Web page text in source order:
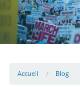
Accueil Blog